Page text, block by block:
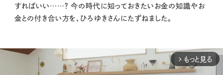
すればいい……？ 今の時代に知っておきたいお金の知識やお
金との付き合い方を、ひろゆきさんにたずねました。
arrow_forward_ios もっと見る